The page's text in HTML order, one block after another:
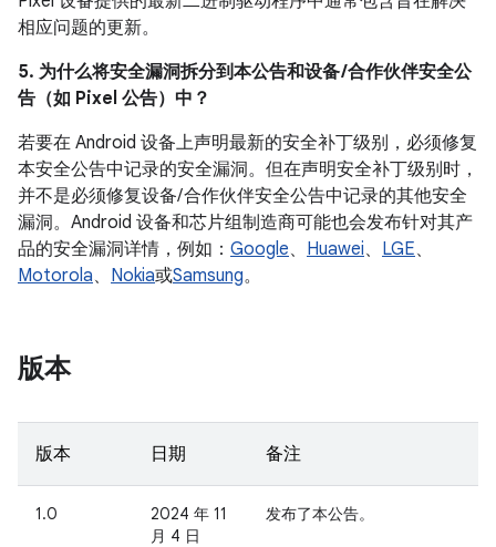
相应问题的更新。
5. 为什么将安全漏洞拆分到本公告和设备 /合作伙伴安全公
告（如 Pixel 公告）中？
若要在 Android 设备上声明最新的安全补丁级别，必须修复
本安全公告中记录的安全漏洞。但在声明安全补丁级别时，
并不是必须修复设备/ 合作伙伴安全公告中记录的其他安全
漏洞。Android 设备和芯片组制造商可能也会发布针对其产
品的安全漏洞详情，例如： Google、 Huawei、 LGE、
Motorola、 Nokia或Samsung。
版本
版本 日期 备注
1.0
2024 年 11
月 4 日
发布了本公告。